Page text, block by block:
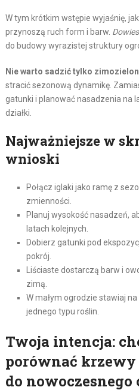
W tym krótkim wstępie wyjaśnię,
przynoszą ruch form i barw.
do budowy wyrazistej struktury
Nie warto sadzić tylko
stracić sezonową dynamikę.
gatunki i planować nasadzenia na
działki.
Najważniejsze w
wnioski
Połącz iglaki jako ramę z
zmienności.
Planuj wysokość nasadzeń,
latach kolejnych.
Dobierz gatunki pod
pokrój.
Liściaste dostarczą barw i
zimą.
W małym ogrodzie stawiaj
jednego typu roślin.
Twoja intencja:
porównać
do nowoczesnego